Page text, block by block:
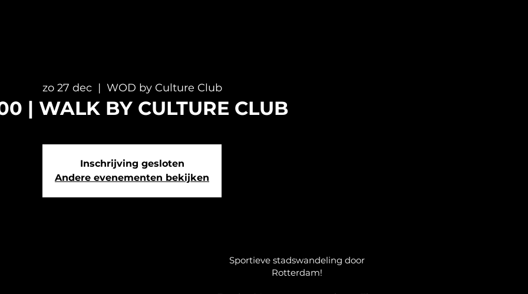
zo 27 dec
  |
WOD by Culture Club
| WALK BY CULTURE CLUB
Inschrijving gesloten
Andere evenementen bekijken
Sportieve stadswandeling door
Rotterdam!